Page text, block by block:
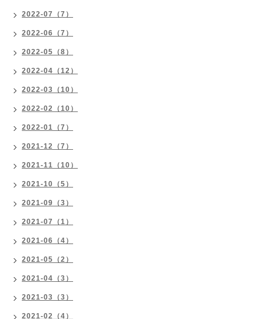
2022-07（7）
2022-06（7）
2022-05（8）
2022-04（12）
2022-03（10）
2022-02（10）
2022-01（7）
2021-12（7）
2021-11（10）
2021-10（5）
2021-09（3）
2021-07（1）
2021-06（4）
2021-05（2）
2021-04（3）
2021-03（3）
2021-02（4）